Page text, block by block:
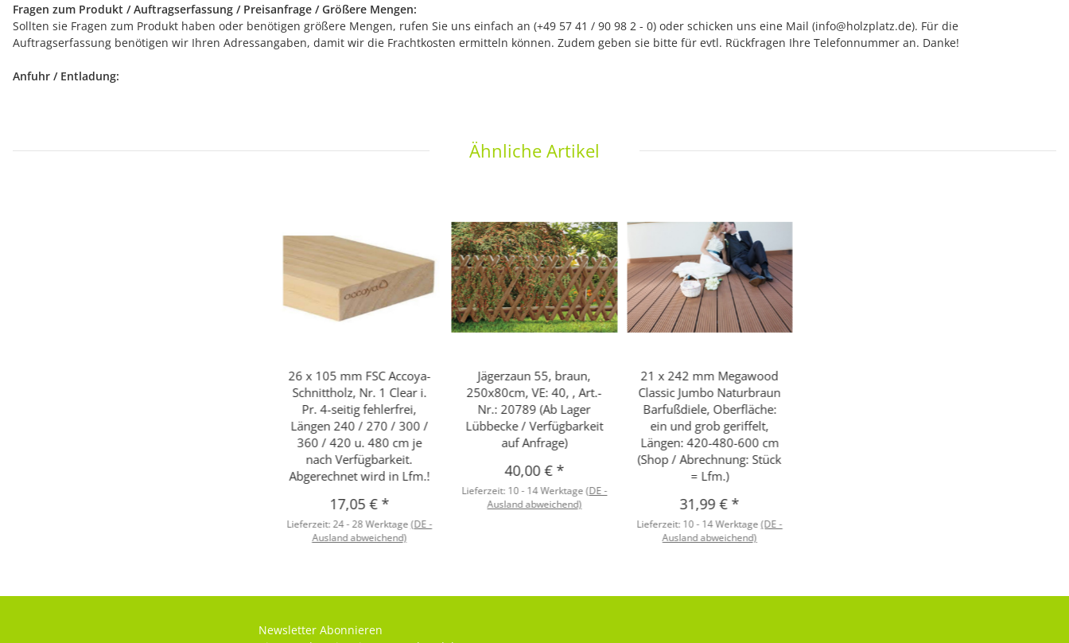
Fragen zum Produkt / Auftragserfassung / Preisanfrage / Größere Mengen:
Sollten sie Fragen zum Produkt haben oder benötigen größere Mengen, rufen Sie uns einfach an (+49 57 41 / 90 98 2 - 0) oder schicken uns eine Mail (info@holzplatz.de). Für die
Auftragserfassung benötigen wir Ihren Adressangaben, damit wir die Frachtkosten ermitteln können. Zudem geben sie bitte für evtl. Rückfragen Ihre Telefonnummer an. Danke!
Anfuhr / Entladung:
Ähnliche Artikel
26 x 105 mm FSC Accoya-
Schnittholz, Nr. 1 Clear i.
Pr. 4-seitig fehlerfrei,
Längen 240 / 270 / 300 /
360 / 420 u. 480 cm je
nach Verfügbarkeit.
Abgerechnet wird in Lfm.!
17,05 € *
Lieferzeit:24 - 28 Werktage(DE -
Ausland abweichend)
Jägerzaun 55, braun,
250x80cm, VE: 40, , Art.-
Nr.: 20789 (Ab Lager
Lübbecke / Verfügbarkeit
auf Anfrage)
40,00 € *
Lieferzeit: 10 - 14 Werktage(DE -
Ausland abweichend)
21 x 242 mm Megawood
Classic Jumbo Naturbraun
Barfußdiele, Oberfläche:
ein und grob geriffelt,
Längen: 420-480-600 cm
(Shop / Abrechnung: Stück
= Lfm.)
31,99 € *
Lieferzeit: 10 - 14 Werktage(DE -
Ausland abweichend)
Newsletter Abonnieren